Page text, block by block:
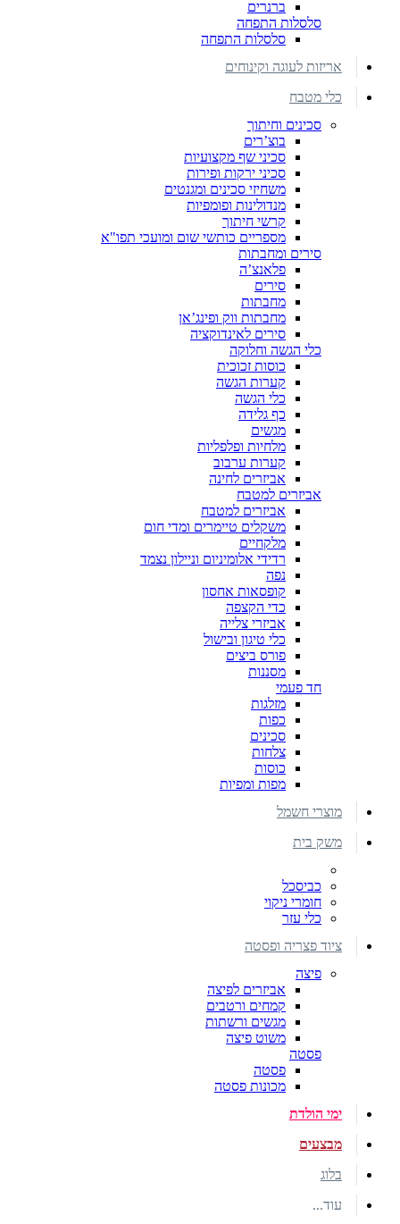
ברנרים
סלסלות התפחה
סלסלות התפחה
אריזות לעוגה וקינוחים
כלי מטבח
סכינים וחיתוך
בוצ’רים
סכיני שף מקצועיות
סכיני ירקות ופירות
משחיזי סכינים ומגנטים
מנדולינות ופומפיות
קרשי חיתוך
מספריים כותשי שום ומועכי תפו"א
סירים ומחבתות
פלאנצ’ה
סירים
מחבתות
מחבתות ווק ופינג’אן
סירים לאינדוקציה
כלי הגשה וחלוקה
כוסות זכוכית
קערות הגשה
כלי הגשה
כף גלידה
מגשים
מלחיות ופלפליות
קערות ערבוב
אביזרים לחינה
אביזרים למטבח
אביזרים למטבח
משקלים טיימרים ומדי חום
מלקחיים
רדידי אלומיניום וניילון נצמד
נפה
קופסאות אחסון
כדי הקצפה
אביזרי צלייה
כלי טיגון ובישול
פורס ביצים
מסננות
חד פעמי
מזלגות
כפות
סכינים
צלחות
כוסות
מפות ומפיות
מוצרי חשמל
משק בית
כביסכל
חומרי ניקוי
כלי עזר
ציוד פצריה ופסטה
פיצה
אביזרים לפיצה
קמחים ורטבים
מגשים ורשתות
משוט פיצה
פסטה
פסטה
מכונות פסטה
ימי הולדת
מבצעים
בלוג
עוד...